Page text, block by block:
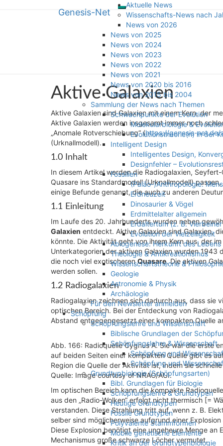
Toggle
navigation
Genesis-Net
Aktuelle News
Wissenschafts-News nach
News von 2026
News von 2025
News von 2024
News von 2023
News von 2022
News von 2021
News von 2020 bis 2016
News von 2015 bis 2004
Sammlung der News nach Themen
Schwachpunkte der Evolution
Molekularbiologie &
Evolutionstheorie(n) in der
Intelligent Design
Intelligentes Design,
Designfehler –
Fossilien
(Paläo-)Anthropologie:
Erdneuzeit
Dinosaurier & Vögel
Erdmittelalter allgemein
Erdaltertum (z. B.
Evolution der Vielzelligkeit
Abiogenese: Herkunft des Lebens
Theologie & Antikreationismus
Wissenschaftstheorie &
Geologie
Astronomie & Physik
Archäologie
Für den Newsletter anmelden
Schöpfung
Schöpfungslehre und Wissenschaft
Biblische Grundlagen der
Schöpfungslehre & Wissenschaft
Schöpfung und
Schöpfung und
Grundtypbiologie (Schöpfungsarten)
Bibl. Grundlagen für Biologie
Schöpfungslehre & Grundtypen
Heutige Grundtypen
Fossile Grundtypen
Polyvalente Stammformen
Mobile genetische Elemente
Kritik an der Grundtypenbiologie
Genesis-Net
Wissenschaft aus
Aktive
Galaxien
Aktive Galaxien
Aktive Galaxien sind Galaxien mit einem Kern, der
Aktive Galaxien werden insgesamt immer noch
„Anomale Rotverschiebung“ (https://genesis-
(Urknallmodell).
1.0 Inhalt
In diesem Artikel werden die Radiogalaxien,
Quasare ins Standardmodell (Urknallmodell)
einige Befunde genannt, die auch zu anderen
1.1 Einleitung
Im Laufe des 20. Jahrhunderts wurden neben
Galaxien entdeckt. Aktive Galaxien sind Galaxien,
könnte. Die Aktivität geht von ihrem Kern aus, der
Unterkategorien der aktiven Galaxien wurden
die noch viel exotischerenQuasare. Die aktiven
werden sollen.
1.2 Radiogalaxien
Radiogalaxien zeichnen sich dadurch aus, dass sie
optischen Bereich. Bei der Entdeckung von
Abstand entgegengesetzt einer kompakten Quelle
Abb. 166: Radioquelle Cygnus A. Sie war die erste
auf beiden Seiten einer kompakten Quelle gibt es
Region die Quelle der Aktivität ist, indem sie
Quelle: Image courtesy of NRAO/AUI.
Im optischen Bereich kann die kompakte
aus den „Radio-Wolken“ erfolgt nicht thermisch [=
verstanden. Diese Strahlung tritt auf, wenn z. B.
selber sind möglicherweise aufgrund einer Explosion
Diese Explosion benötigt eine ungeheure Menge
Mechanismus große schwarze Löcher vermutet.